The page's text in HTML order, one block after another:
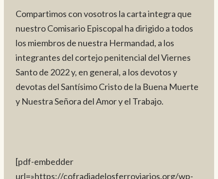
Compartimos con vosotros la carta integra que
nuestro Comisario Episcopal ha dirigido a todos
los miembros de nuestra Hermandad, a los
integrantes del cortejo penitencial del Viernes
Santo de 2022 y, en general, a los devotos y
devotas del Santísimo Cristo de la Buena Muerte
y Nuestra Señora del Amor y el Trabajo.
[pdf-embedder
url=»https://cofradiadelosferroviarios.org/wp-